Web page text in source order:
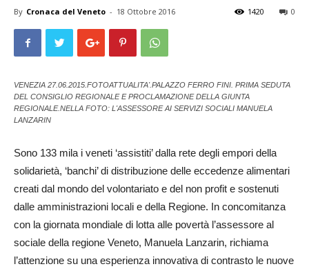
By Cronaca del Veneto - 18 Ottobre 2016 0
1420
VENEZIA 27.06.2015.FOTOATTUALITA'.PALAZZO FERRO FINI. PRIMA SEDUTA
DEL CONSIGLIO REGIONALE E PROCLAMAZIONE DELLA GIUNTA
REGIONALE.NELLA FOTO: L'ASSESSORE AI SERVIZI SOCIALI MANUELA
LANZARIN
Sono 133 mila i veneti ‘assistiti’ dalla rete degli empori della
solidarietà, ‘banchi’ di distribuzione delle eccedenze alimentari
creati dal mondo del volontariato e del non profit e sostenuti
dalle amministrazioni locali e della Regione. In concomitanza
con la giornata mondiale di lotta alle povertà l’assessore al
sociale della regione Veneto, Manuela Lanzarin, richiama
l’attenzione su una esperienza innovativa di contrasto le nuove